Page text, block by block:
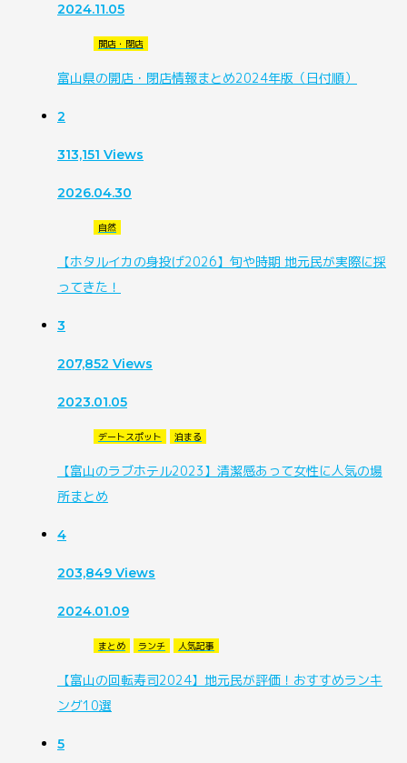
2024.11.05
開店・閉店
富山県の開店・閉店情報まとめ2024年版（日付順）
2
313,151 Views
2026.04.30
自然
【ホタルイカの身投げ2026】旬や時期 地元民が実際に採
ってきた！
3
207,852 Views
2023.01.05
デートスポット 泊まる
【富山のラブホテル2023】清潔感あって女性に人気の場
所まとめ
4
203,849 Views
2024.01.09
まとめ ランチ 人気記事
【富山の回転寿司2024】地元民が評価！おすすめランキ
ング10選
5